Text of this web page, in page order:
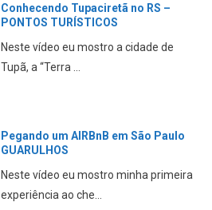
Conhecendo Tupaciretã no RS –
PONTOS TURÍSTICOS
Neste vídeo eu mostro a cidade de
Tupã, a “Terra ...
Pegando um AIRBnB em São Paulo
GUARULHOS
Neste vídeo eu mostro minha primeira
experiência ao che...